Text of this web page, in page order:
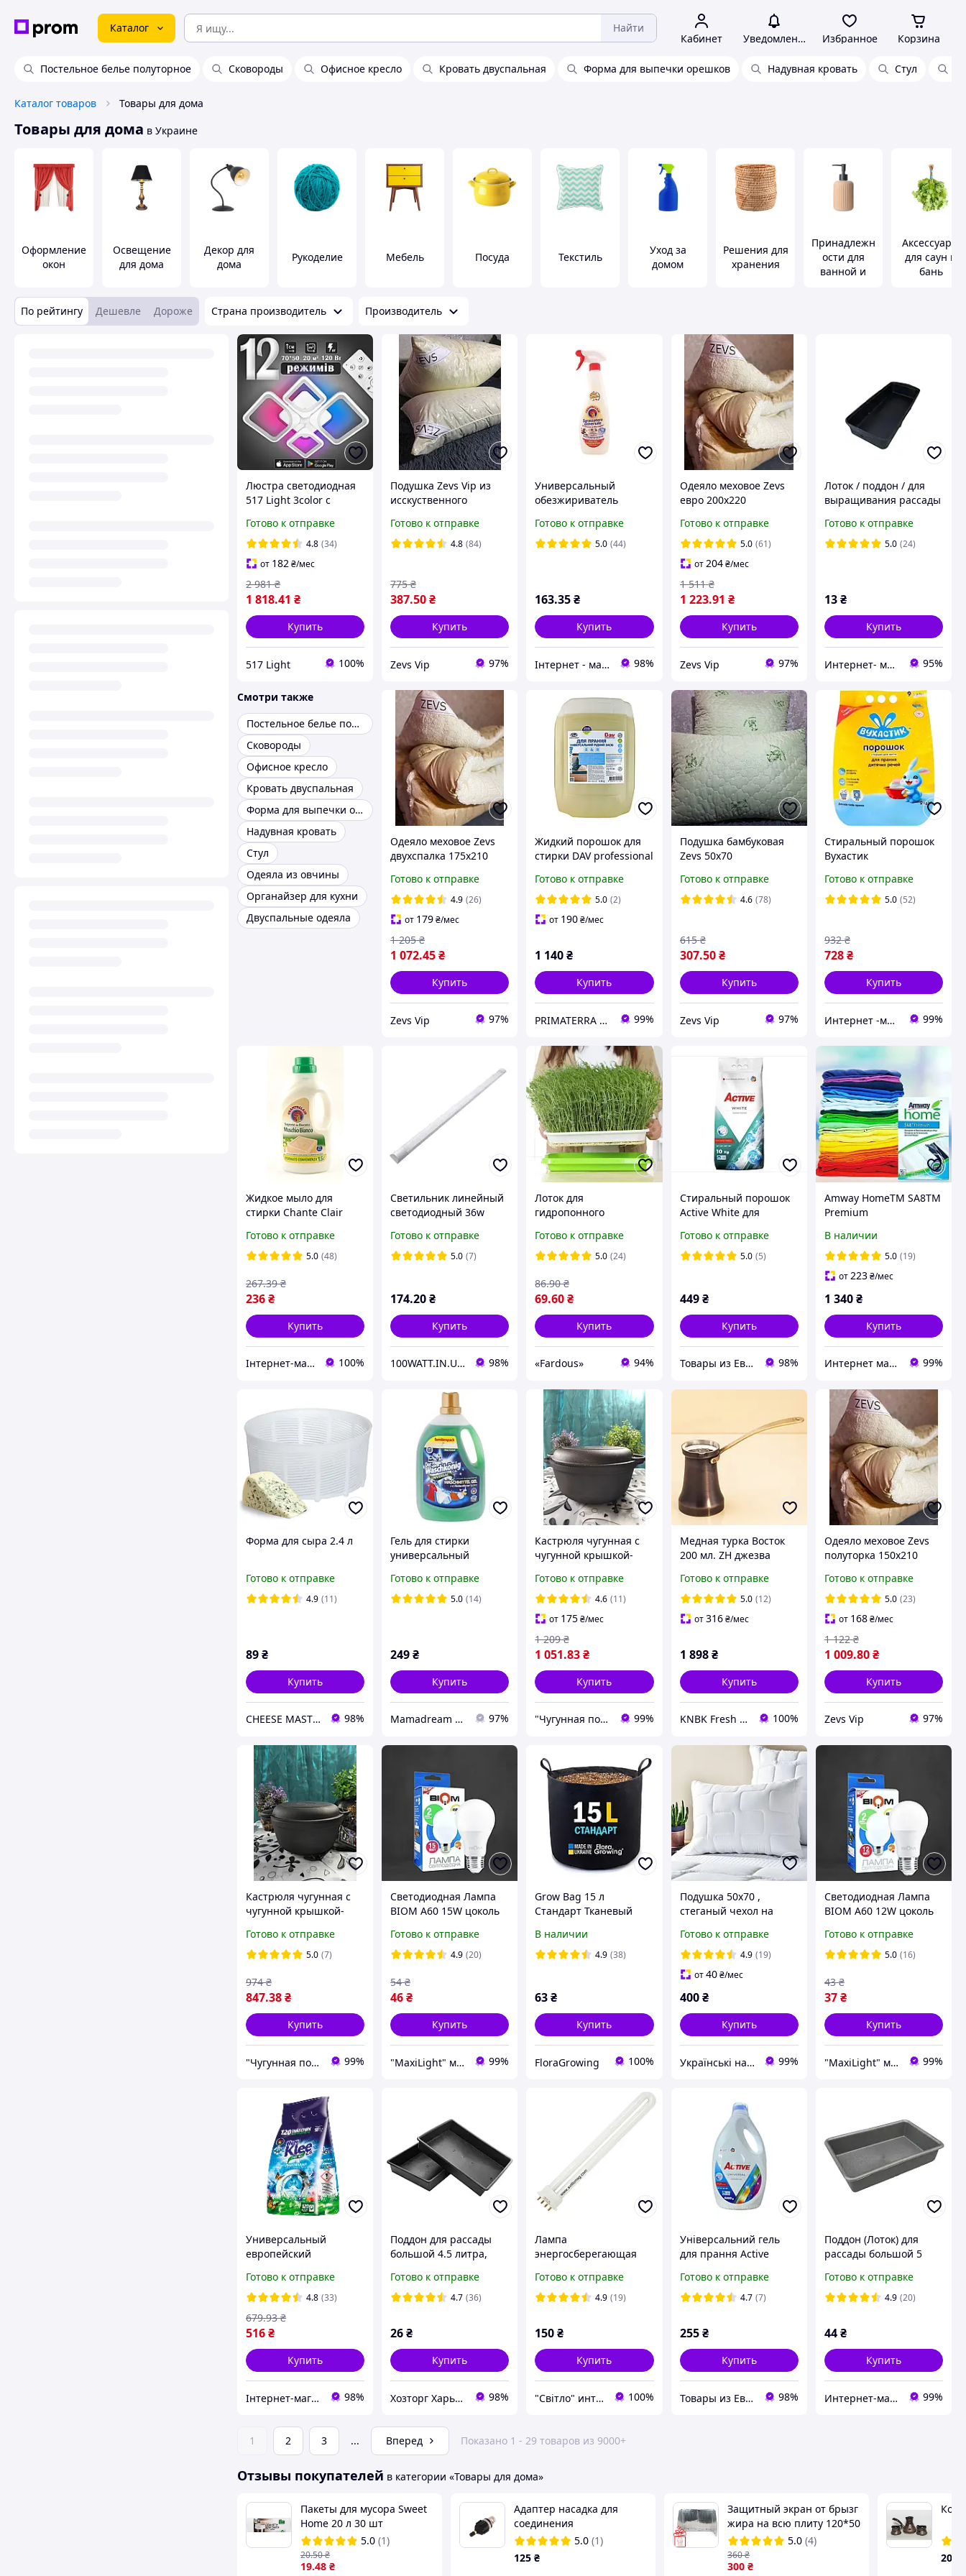
Каталог Найти
Кабинет Уведомления Избранное Корзина
Постельное белье полуторное Сковороды Офисное кресло Кровать двуспальная Форма для выпечки орешков Надувная кровать Стул
Каталог товаров Товары для дома
Товары для дома в Украине
Оформление
окон
Освещение
для дома
Декор для
дома
Рукоделие Мебель Посуда Текстиль
Уход за
домом
Решения для
хранения
Принадлежн
ости для
ванной и
Аксессуары
для саун и
бань
По рейтингу Дешевле Дороже Страна производитель Производитель
Люстра светодиодная
517 Light 3color с
Готово к отправке
4.8 (34)
от 182₴/мес
1 818.41 ₴
2 981 ₴
Купить
517 Light 100%
Подушка Zevs Vip из
исскуственного
Готово к отправке
4.8 (84)
387.50₴
775 ₴
Купить
Zevs Vip 97%
Универсальный
обезжириватель
Sgrassatore Universale
Марсельское мыло
Готово к отправке
5.0 (44)
163.35₴
Купить
Інтернет - магазин "24x7" 98%
Одеяло меховое Zevs
евро 200х220
Готово к отправке
5.0 (61)
от204 ₴/мес
1 223.91 ₴
1 511 ₴
Купить
Zevs Vip 97%
Лоток / поддон / для
выращивания рассады
370х150х65мм/
КВВ.Харьков
Готово к отправке
5.0 (24)
13₴
Купить
Интернет- магазин "Хозяин" 95%
Смотри также
Постельное белье полуторное
Сковороды
Офисное кресло
Кровать двуспальная
Форма для выпечки орешков
Надувная кровать
Стул
Одеяла из овчины
Органайзер для кухни
Двуспальные одеяла
Одеяло меховое Zevs
двухспалка 175х210
Готово к отправке
4.9 (26)
от 179₴/мес
1 072.45₴
1 205 ₴
Купить
Zevs Vip 97%
Жидкий порошок для
стирки DAV professional
Готово к отправке
5.0 (2)
от 190₴/мес
1 140₴
Купить
PRIMATERRA Миючі засоби 99%
Подушка бамбуковая
Zevs 50х70
Готово к отправке
4.6 (78)
307.50 ₴
615 ₴
Купить
Zevs Vip 97%
Стиральный порошок
Вухастик
детский 9кг (47370)
Готово к отправке
5.0 (52)
728₴
932 ₴
Купить
Интернет -магазин " Папуля" 99%
Жидкое мыло для
стирки Chante Clair
Muschio Bianco, 1.5л
(27 стирок)
Готово к отправке
5.0 (48)
236₴
267.39 ₴
Купить
Інтернет-магазин "optservis" 100%
Светильник линейный
светодиодный 36w
Готово к отправке
5.0 (7)
174.20₴
Купить
100WATT.IN.UA ІНТЕРНЕТ-МАГАЗИН 98%
Лоток для
гидропонного
Готово к отправке
5.0 (24)
69.60₴
86.90 ₴
Купить
«Fardous» 94%
Стиральный порошок
Active White для
Готово к отправке
5.0 (5)
449 ₴
Купить
Товары из Европы от "Patik" 98%
Amway HomeTM SA8TM
Premium
стиральный порошок
(3 кг)
В наличии
5.0 (19)
от 223₴/мес
1 340₴
Купить
Интернет магазин Holla 99%
Форма для сыра 2.4 л
Готово к отправке
4.9 (11)
89₴
Купить
СHEESE MASTER 98%
Гель для стирки
универсальный
3305мл для всех типов
ткани
Готово к отправке
5.0 (14)
249₴
Купить
Mamadream Интернет магазин 97%
Кастрюля чугунная с
чугунной крышкой-
литра, 230х100 мм
Готово к отправке
4.6 (11)
от 175₴/мес
1 051.83₴
1 209 ₴
Купить
"Чугунная посуда", интернет-магазин 99%
Медная турка Восток
200 мл. ZH джезва
Готово к отправке
5.0 (12)
от316 ₴/мес
1 898 ₴
Купить
KNBK Fresh Roasted Coffee & Accessories store 100%
Одеяло меховое Zevs
полуторка 150х210
Готово к отправке
5.0 (23)
от 168₴/мес
1 009.80₴
1 122 ₴
Купить
Zevs Vip 97%
Кастрюля чугунная с
чугунной крышкой-
литра, 200х100 мм
Готово к отправке
5.0 (7)
847.38₴
974 ₴
Купить
"Чугунная посуда", интернет-магазин 99%
Светодиодная Лампа
BIOM A60 15W цоколь
нейтральный белый
Готово к отправке
4.9 (20)
46₴
54 ₴
Купить
"MaxiLight" магазин светотехники 99%
Grow Bag 15 л
Стандарт Тканевый
28х27 см
В наличии
4.9 (38)
63₴
Купить
FloraGrowing 100%
Подушка 50х70 ,
стеганый чехол на
подушка
Готово к отправке
4.9 (19)
от40 ₴/мес
400 ₴
Купить
Українські наматрацники 99%
Светодиодная Лампа
BIOM A60 12W цоколь
нейтральный белый
Готово к отправке
5.0 (16)
37₴
43 ₴
Купить
"MaxiLight" магазин светотехники 99%
Универсальный
европейский
Herr Klee universal 10
кг.
Готово к отправке
4.8 (33)
516₴
679.93 ₴
Купить
Інтернет-магазин "КosmoSwit" 98%
Поддон для рассады
большой 4.5 литра,
(ХАРПЛАСТМАСС)
Готово к отправке
4.7 (36)
26₴
Купить
Хозторг Харьков 2 - товары для дома от украинских производителей 98%
Лампа
энергосберегающая
4100K 2G7
Готово к отправке
4.9 (19)
150₴
Купить
"Світло" интернет-магазин 100%
Універсальний гель
для прання Active
порошка Ariel)
Готово к отправке
4.7 (7)
255 ₴
Купить
Товары из Европы от "Patik" 98%
Поддон (Лоток) для
рассады большой 5
КВВ)
Готово к отправке
4.9 (20)
44₴
Купить
Интернет-магазин Хозторг Харьков - товары для дома, сада и огорода оптом 99%
1 2 3 ... Вперед Показано 1 - 29 товаров из 9000+
Отзывы покупателей в категории «Товары для дома»
Пакеты для мусора Sweet
Home 20 л 30 шт
5.0 (1)
19.48 ₴
20.50₴
Адаптер насадка для
соединения
автокомпрессора и
надувной лодки
5.0 (1)
125 ₴
Защитный экран от брызг
жира на всю плиту 120*50
см на кухню. Самый
большой размер (панель
от жира)
5.0 (4)
300 ₴
360₴ 200